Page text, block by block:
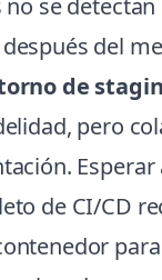
se detectan
del
de
pero
Esperar
de CI/CD